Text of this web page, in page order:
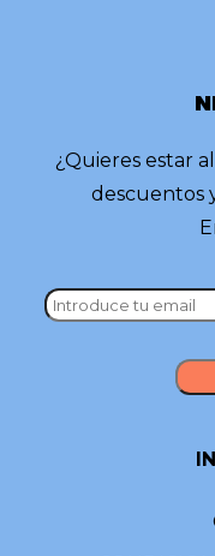
¿Quieres estar
descuentos